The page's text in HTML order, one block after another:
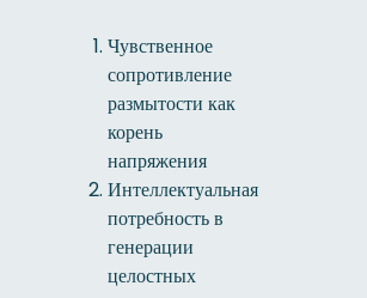
Чувственное
сопротивление
размытости как
корень
напряжения
Интеллектуальная
потребность в
генерации
целостных